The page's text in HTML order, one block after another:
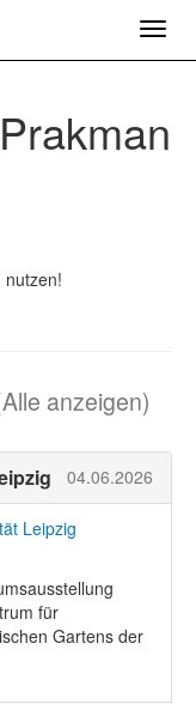
nutzen!
anzeigen)
04.06.2026
Leipzig
für
Gartens der